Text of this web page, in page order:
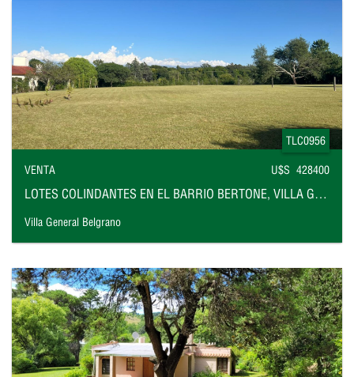
TLC0956
VENTA U$S 428400
LOTES COLINDANTES EN EL BARRIO BERTONE, VILLA GENERAL BELGRANO
Villa General Belgrano